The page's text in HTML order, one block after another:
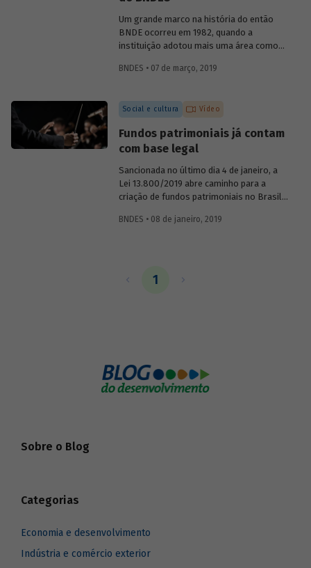
teve o S de "social" incorporado a sua
sigla nos anos 1980.
Um grande marco na história do então
BNDE ocorreu em 1982, quando a
instituição adotou mais uma área como
Banco Nacional de Desenvolvimento
resolveram os problemas sociais, ao
contrário, eles pareciam ter se agravado
no país. Era preciso conciliar
desenvolvimento econômico e
desenvolvimento social. Conheça um
pouco sobre a atuação da instituição na
promoção da inclusão social ao longo de
sua história.
BNDES • 07 de março, 2019
Social e cultura Vídeo
Fundos patrimoniais já contam
com base legal
Sancionada no último dia 4 de janeiro, a
Lei 13.800/2019 abre caminho para a
criação de fundos patrimoniais no Brasil.
trabalho de discussão do tema e
pela chefe do Departamento de Educação
BNDES • 08 de janeiro, 2019
1
Sobre o Blog
Categorias
Economia e desenvolvimento
Indústria e comércio exterior